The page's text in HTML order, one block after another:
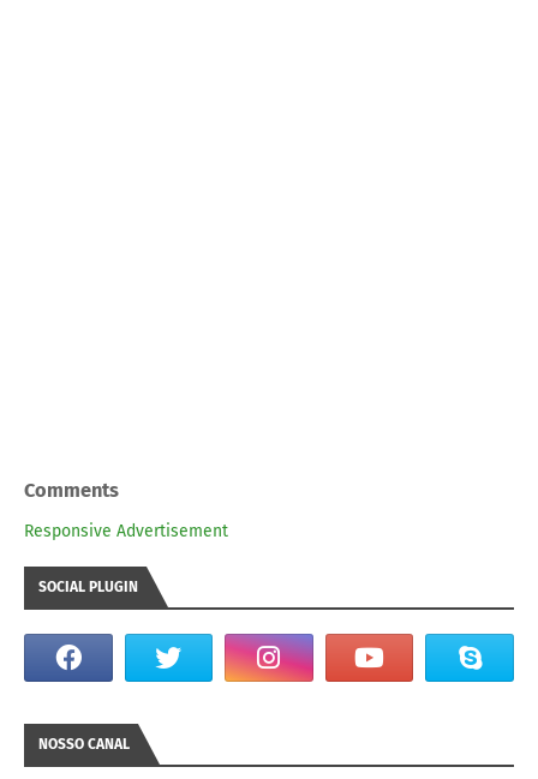
Comments
Responsive Advertisement
SOCIAL PLUGIN
NOSSO CANAL